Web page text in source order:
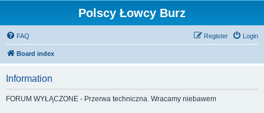
Polscy Łowcy Burz
FAQ Login
Register
Board index
Information
FORUM WYŁĄCZONE - Przerwa techniczna. Wracamy niebawem